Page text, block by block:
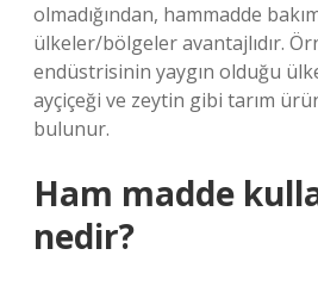
olmadığından, hammadde
ülkeler/bölgeler avantajlıdır.
endüstrisinin yaygın olduğu
ayçiçeği ve zeytin gibi tarım
bulunur.
Ham madde
nedir?